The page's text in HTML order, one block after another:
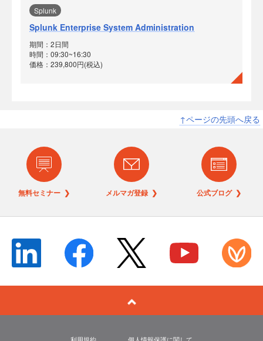
Splunk
Splunk Enterprise System Administration
期間：2日間
時間：09:30~16:30
価格：239,800円(税込)
↑ページの先頭へ戻る
無料セミナー ❯ メルマガ登録 ❯ 公式ブログ ❯